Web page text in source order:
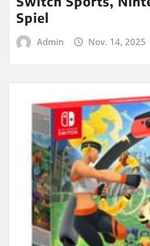
Spiel
Admin Nov. 14, 2025